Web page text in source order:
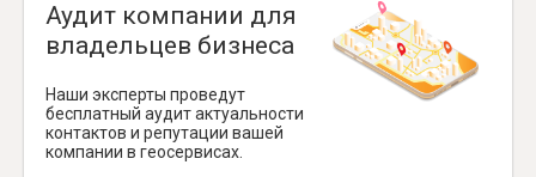
Аудит компании для
владельцев бизнеса
Наши эксперты проведут
бесплатный аудит актуальности
контактов и репутации вашей
компании в геосервисах.